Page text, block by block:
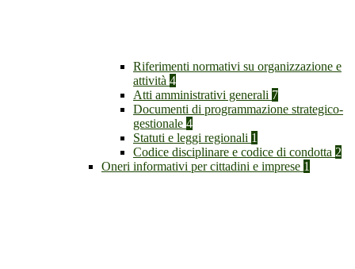
Riferimenti normativi su organizzazione e
attività 4
Atti amministrativi generali 7
Documenti di programmazione strategico-
gestionale 4
Statuti e leggi regionali 1
Codice disciplinare e codice di condotta 2
Oneri informativi per cittadini e imprese 1